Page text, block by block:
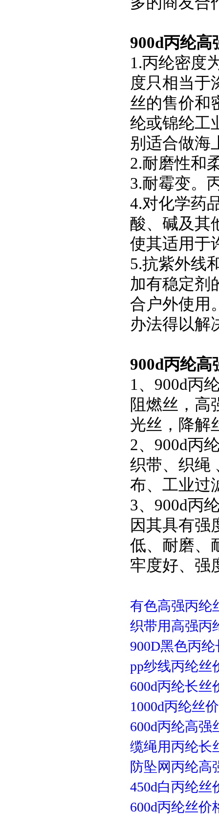
900d丙纶高
1.丙纶密度
度只相当于
丝的售价和
纶或锦纶工
别适合做海
2.耐磨性和
3.耐霉变。
4.对化学药
酸、碱及其
使其适用于
5.抗紫外线
加有稳定剂
合户外使用
办法得以解
900d丙纶高
1、900d丙
阻燃丝，高
光丝，降解
2、900d丙
织带、织绳
布、工业过
3、900d丙
因其具有强
低、耐磨、
牢度好、强
有色高强丙纶
织带用高强丙
900D黑色丙
pp纱线丙纶丝
600d丙纶长丝
1000d丙纶丝
600d丙纶高强
缆绳用丙纶长
防坠网丙纶高
450d白丙纶丝
600d丙纶丝价